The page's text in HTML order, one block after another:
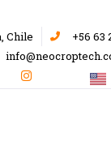
Chile
+56 63